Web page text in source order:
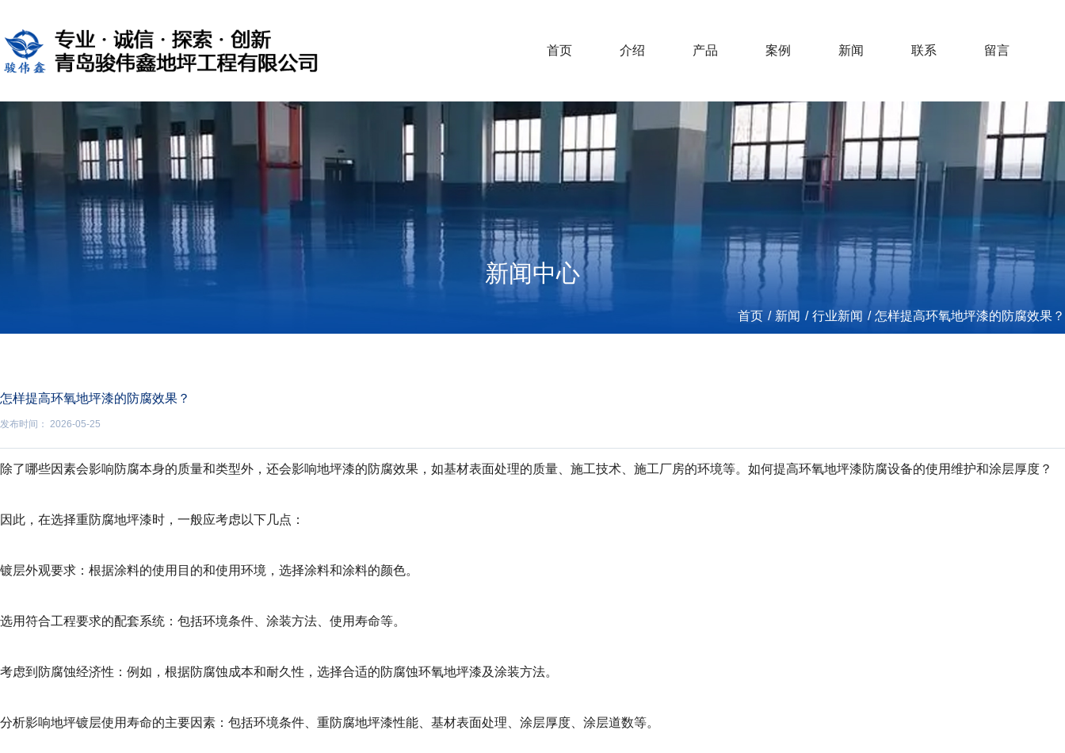
首页 介绍 产品 案例 新闻 联系 留言
新闻中心
首页 / 新闻 / 行业新闻 / 怎样提高环氧地坪漆的防腐效果？
怎样提高环氧地坪漆的防腐效果？
发布时间： 2026-05-25
除了哪些因素会影响防腐本身的质量和类型外，还会影响地坪漆的防腐效果，如基材表面处理的质量、施工技术、施工厂房的环境等。如何提高环氧地坪漆防腐设备的使用维护和涂层厚度？
因此，在选择重防腐地坪漆时，一般应考虑以下几点：
镀层外观要求：根据涂料的使用目的和使用环境，选择涂料和涂料的颜色。
选用符合工程要求的配套系统：包括环境条件、涂装方法、使用寿命等。
考虑到防腐蚀经济性：例如，根据防腐蚀成本和耐久性，选择合适的防腐蚀环氧地坪漆及涂装方法。
分析影响地坪镀层使用寿命的主要因素：包括环境条件、重防腐地坪漆性能、基材表面处理、涂层厚度、涂层道数等。